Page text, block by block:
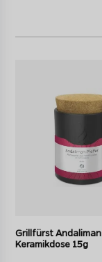
Grillfürst
Keramikdose 15g